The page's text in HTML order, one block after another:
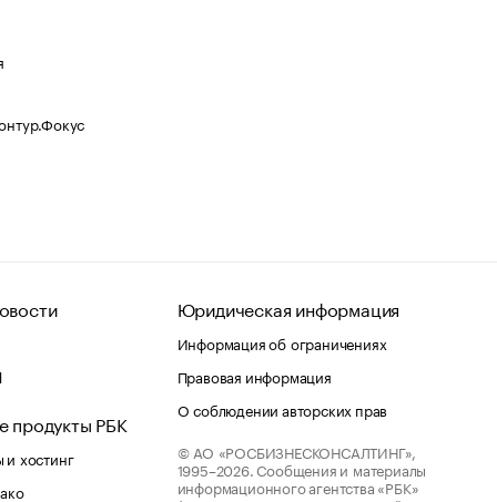
продукты РБК
хостинг
Юридическая информация
Информация об ограничениях
Правовая информация
О соблюдении авторских прав
© АО «РОСБИЗНЕСКОНСАЛТИНГ»,
1995–2026. Сообщения и материалы
информационного агентства «РБК»